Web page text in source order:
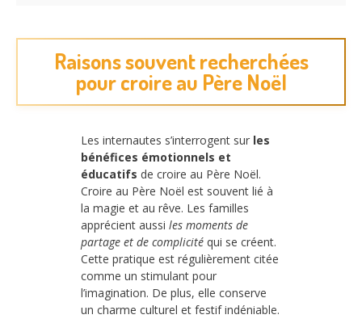
Raisons souvent recherchées
pour croire au Père Noël
Les internautes s’interrogent sur les
bénéfices émotionnels et
éducatifs de croire au Père Noël.
Croire au Père Noël est souvent lié à
la magie et au rêve. Les familles
apprécient aussi les moments de
partage et de complicité qui se créent.
Cette pratique est régulièrement citée
comme un stimulant pour
l’imagination. De plus, elle conserve
un charme culturel et festif indéniable.